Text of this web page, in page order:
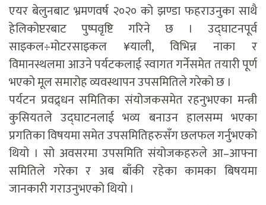
एयर बेलुनबाट भ्रमणवर्ष २०२० को झण्डा फहराउनुका साथै
हेलिकोप्टरबाट पुष्पवृष्टि गरिने छ । उद्घाटनपूर्व
साइकल÷मोटरसाइकल ¥याली, विभिन्न नाका र
विमानस्थलमा आउने पर्यटकलाई स्वागत गर्नेसमेत तयारी पूर्ण
भएको मूल समारोह व्यवस्थापन उपसमितिले गरेको छ ।
पर्यटन प्रवद्र्धन समितिका संयोजकसमेत रहनुभएका मन्त्री
कुसियतले उद्घाटनलाई भव्य बनाउन हालसम्म भएका
प्रगतिका विषयमा समेत उपसमितिहरुसँग छलफल गर्नुभएको
थियो । सो अवसरमा उपसमिति संयोजकहरुले आ–आफ्ना
समितिले गरेका र अब बाँकी रहेका कामका बिषयमा
जानकारी गराउनुभएको थियो ।